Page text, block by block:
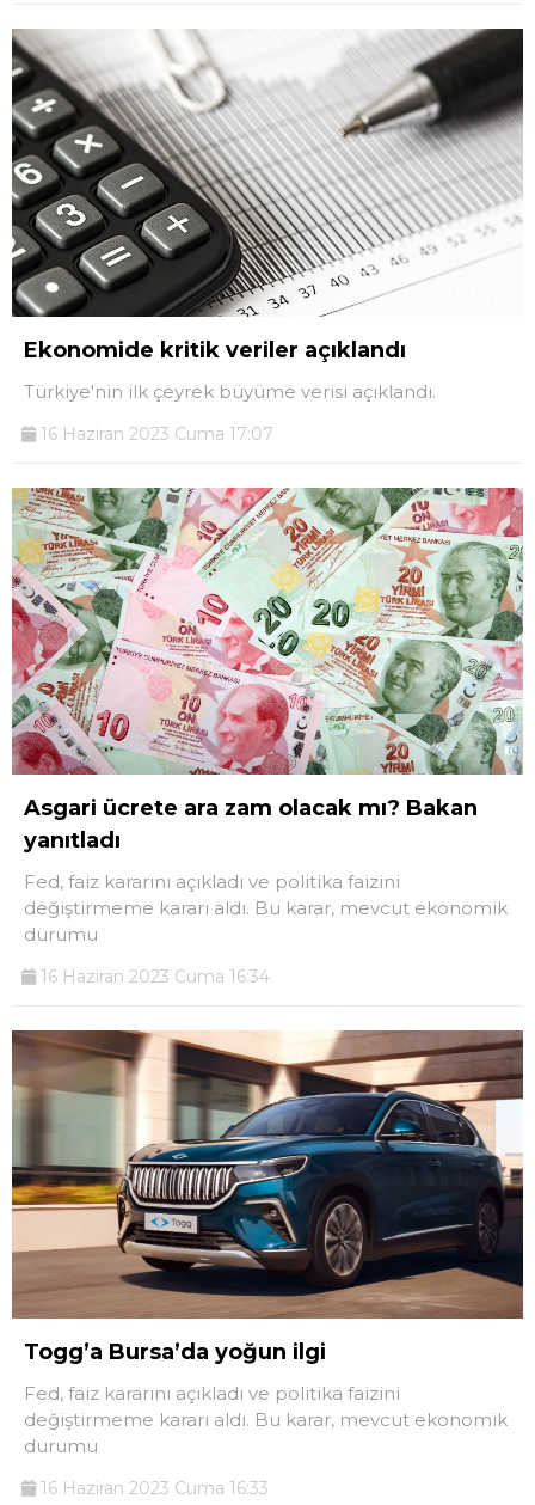
Ekonomide kritik veriler açıklandı
Türkiye'nin ilk çeyrek büyüme verisi açıklandı.
16 Haziran 2023 Cuma 17:07
Asgari ücrete ara zam olacak mı? Bakan
yanıtladı
Fed, faiz kararını açıkladı ve politika faizini
değiştirmeme kararı aldı. Bu karar, mevcut ekonomik
durumu
16 Haziran 2023 Cuma 16:34
Togg’a Bursa’da yoğun ilgi
Fed, faiz kararını açıkladı ve politika faizini
değiştirmeme kararı aldı. Bu karar, mevcut ekonomik
durumu
16 Haziran 2023 Cuma 16:33